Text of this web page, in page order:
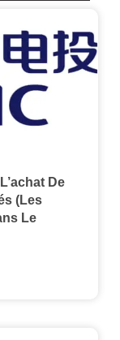
De
(les
Le